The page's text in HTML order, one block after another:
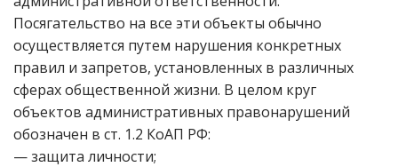
Посягательство на все эти объекты обычно
осуществляется путем нарушения конкретных
правил и запретов, установленных в различных
сферах общественной жизни. В целом круг
объектов административных правонарушений
обозначен в ст. 1.2 КоАП РФ:
— защита личности;